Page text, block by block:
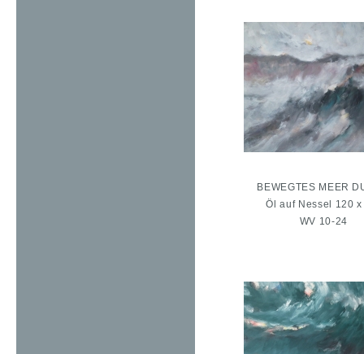
BEWEGTES MEER
Öl auf Nessel 120
WV 10-24